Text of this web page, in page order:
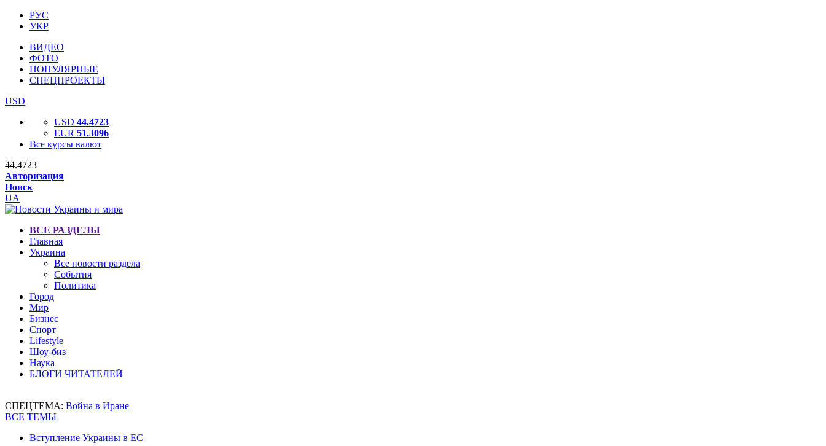
РУС
УКР
ВИДЕО
ФОТО
ПОПУЛЯРНЫЕ
СПЕЦПРОЕКТЫ
USD
USD 44.4723
EUR 51.3096
Все курсы валют
44.4723
Авторизация
Поиск
UA
ВСЕ РАЗДЕЛЫ
Главная
Украина
Все новости раздела
События
Политика
Город
Мир
Бизнес
Спорт
Lifestyle
Шоу-биз
Наука
БЛОГИ ЧИТАТЕЛЕЙ
СПЕЦТЕМА: Война в Иране
ВСЕ ТЕМЫ
Вступление Украины в ЕС